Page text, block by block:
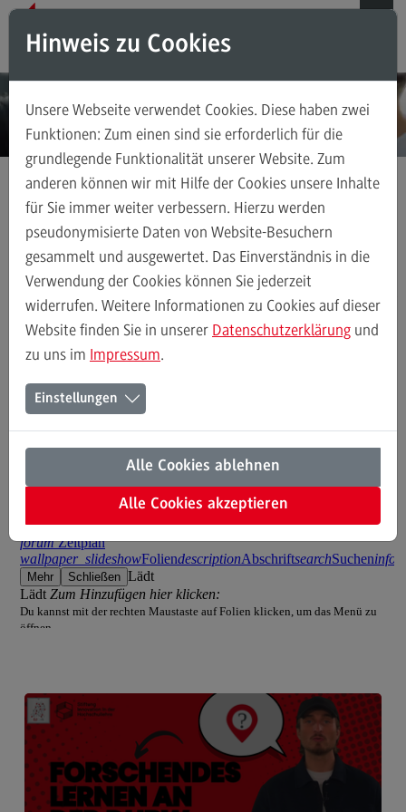
Direkt zum Inhalt
Direkt zum Hauptmenu
Direkt zum Footer
Das ZHL
Das ZHL
Über uns
Ansprechpersonen
Stellenangebote
(External link)
Hochschuldidaktik
Weiterbildungsformate
DivE In Sustainability
Das Onlineangebot
Semesterplanung
Durchführung der Lehrveranstaltungen
Prüfungen
Publikationen
Angebote an den DHBW Standorten
Angebote an den DHBW Standorten
Education Support Center
Hochschuldidaktik ECC3 im Projekt EdCoN Für Studierende
Hochschuldidaktik Weiterbildungsformate Das Onlineangebot
Hinweis zu Cookies
Unsere Webseite verwendet Cookies. Diese haben zwei
Funktionen: Zum einen sind sie erforderlich für die
grundlegende Funktionalität unserer Website. Zum
anderen können wir mit Hilfe der Cookies unsere Inhalte
für Sie immer weiter verbessern. Hierzu werden
pseudonymisierte Daten von Website-Besuchern
gesammelt und ausgewertet. Das Einverständnis in die
Verwendung der Cookies können Sie jederzeit
widerrufen. Weitere Informationen zu Cookies auf dieser
Website finden Sie in unserer Datenschutzerklärung und
zu uns im Impressum.
Einstellungen
Alle Cookies ablehnen
Alle Cookies akzeptieren